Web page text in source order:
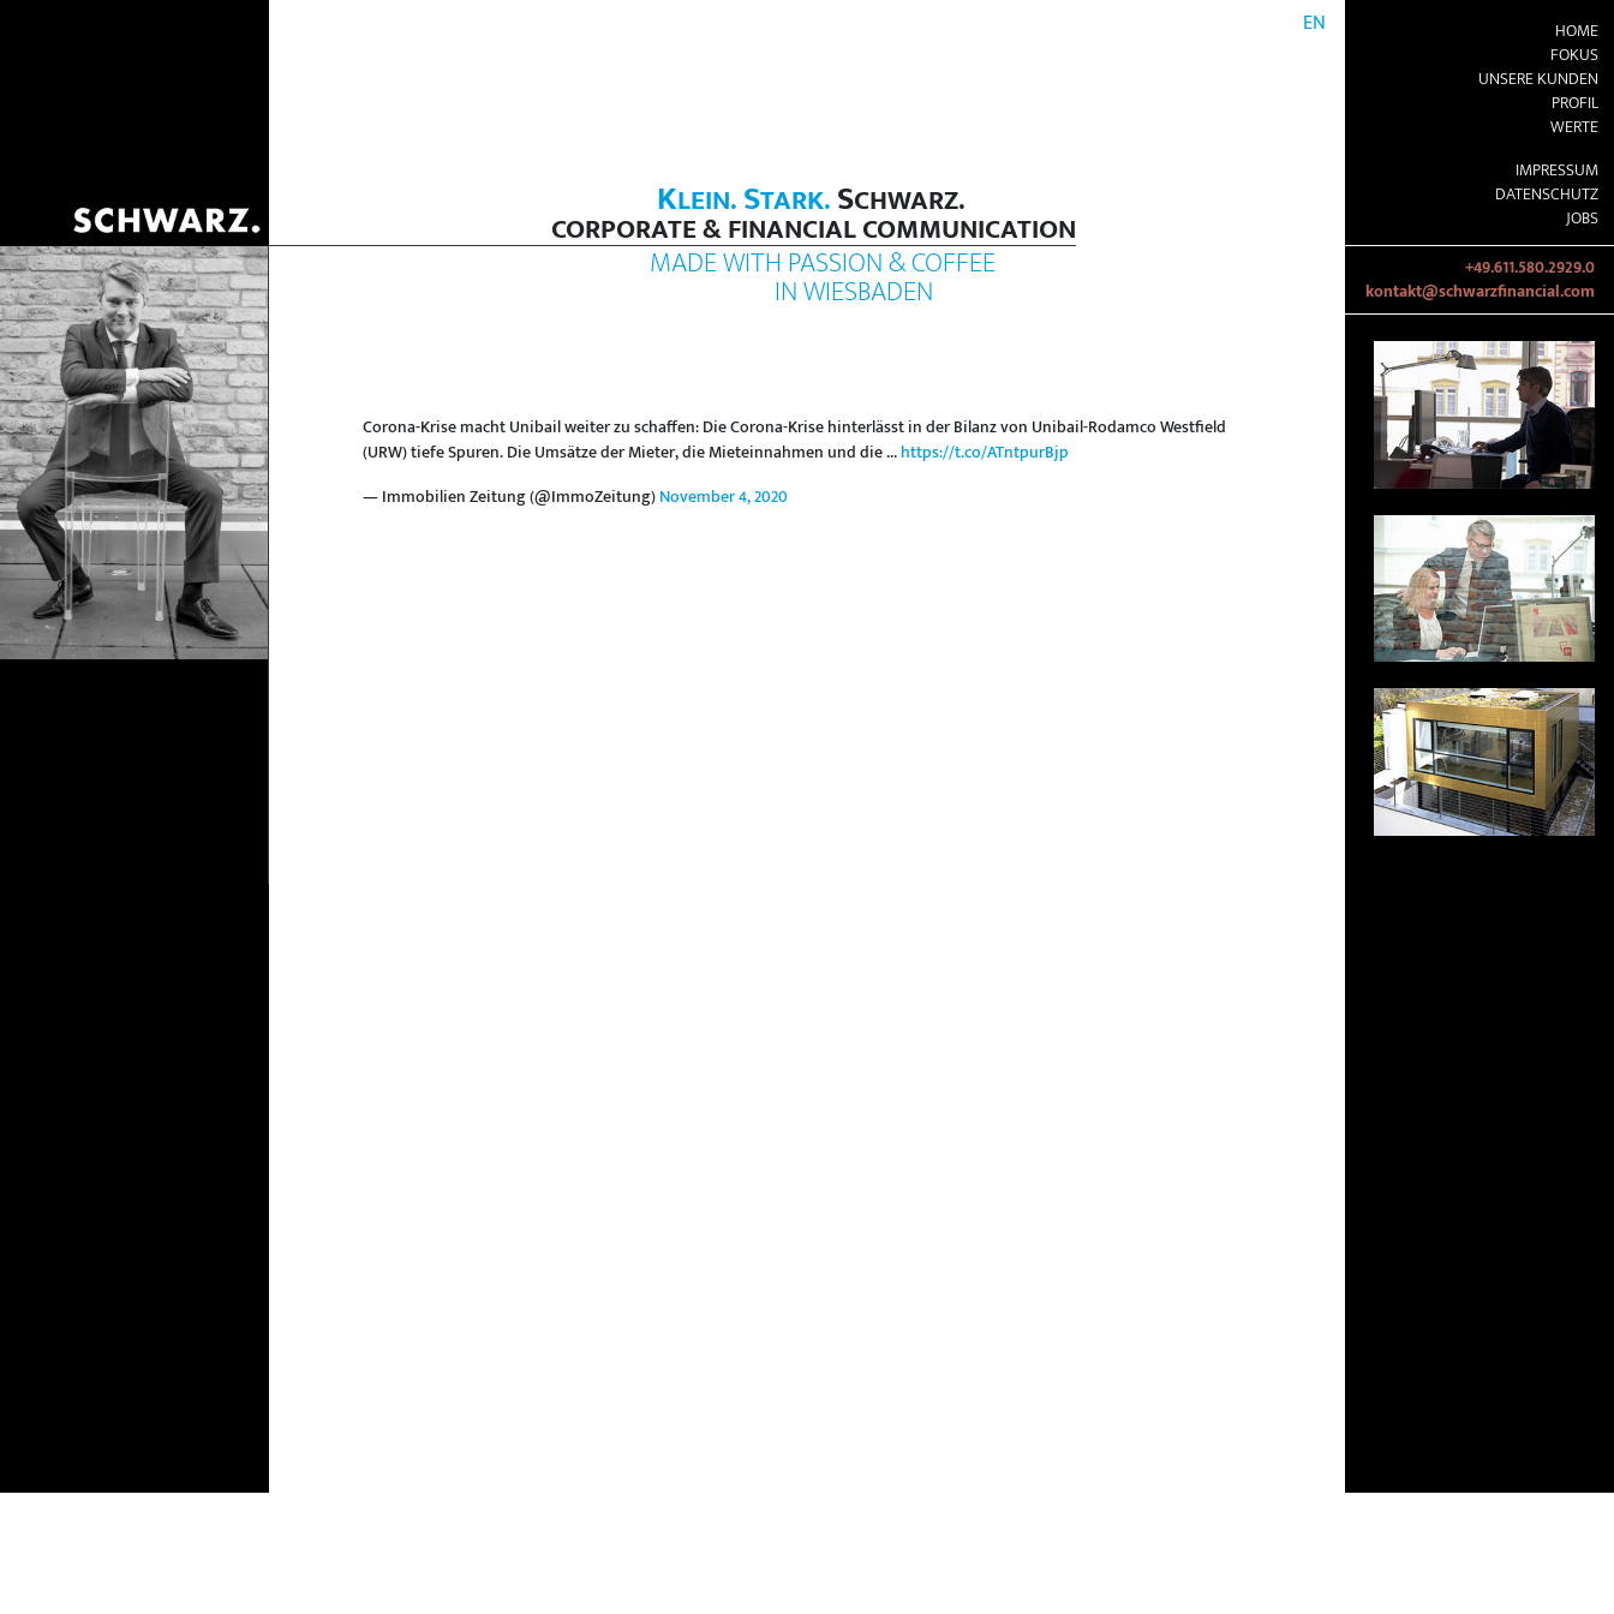
KLEIN.STARK.SCHWARZ.
CORPORATE & FINANCIAL COMMUNICATION
EN
HOME
FOKUS
UNSERE KUNDEN
PROFIL
WERTE
IMPRESSUM
DATENSCHUTZ
JOBS
MADE WITH PASSION & COFFEE
IN WIESBADEN
Corona-Krise macht Unibail weiter zu schaffen: Die Corona-Krise hinterlässt in der Bilanz von Unibail-Rodamco Westfield
(URW) tiefe Spuren. Die Umsätze der Mieter, die Mieteinnahmen und die ...https://t.co/ATntpurBjp
— Immobilien Zeitung (@ImmoZeitung)November 4, 2020
+49.611.580.2929.0
kontakt@schwarzfinancial.com